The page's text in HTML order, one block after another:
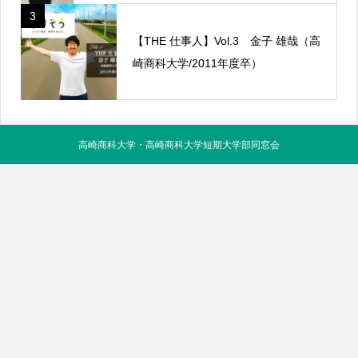
3
【THE 仕事人】Vol.3 金子 雄哉（高
崎商科大学/2011年度卒）
高崎商科大学・高崎商科大学短期大学部同窓会